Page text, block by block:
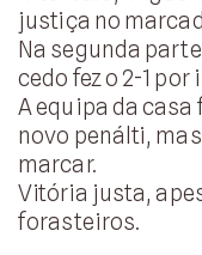
justiça no
Na segunda
cedo fez o 2-1
A equipa da casa
novo penálti,
marcar.
Vitória justa,
forasteiros.